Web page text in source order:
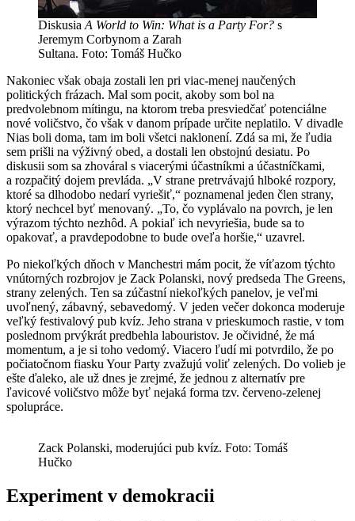
Diskusia A World to Win: What is a Party For? s
Jeremym Corbynom a Zarah
Sultana. Foto: Tomáš Hučko
Nakoniec však obaja zostali len pri viac-menej naučených
politických frázach. Mal som pocit, akoby som bol na
predvolebnom mítingu, na ktorom treba presviedčať potenciálne
nové voličstvo, čo však v danom prípade určite neplatilo. V divadle
Nias boli doma, tam im boli všetci naklonení. Zdá sa mi, že ľudia
sem prišli na výživný obed, a dostali len obstojnú desiatu. Po
diskusii som sa zhováral s viacerými účastníkmi a účastníčkami,
a rozpačitý dojem prevláda. „V strane pretrvávajú hlboké rozpory,
ktoré sa dlhodobo nedarí vyriešiť,“ poznamenal jeden člen strany,
ktorý nechcel byť menovaný. „To, čo vyplávalo na povrch, je len
výrazom týchto nezhôd. A pokiaľ ich nevyriešia, bude sa to
opakovať, a pravdepodobne to bude oveľa horšie,“ uzavrel.
Po niekoľkých dňoch v Manchestri mám pocit, že víťazom týchto
vnútorných rozbrojov je Zack Polanski, nový predseda The Greens,
strany zelených. Ten sa zúčastní niekoľkých panelov, je veľmi
uvoľnený, zábavný, sebavedomý. V jeden večer dokonca moderuje
veľký festivalový pub kvíz. Jeho strana v prieskumoch rastie, v tom
poslednom prvýkrát predbehla labouristov. Je očividné, že má
momentum, a je si toho vedomý. Viacero ľudí mi potvrdilo, že po
počiatočnom fiasku Your Party zvažujú voliť zelených. Do volieb je
ešte ďaleko, ale už dnes je zrejmé, že jednou z alternatív pre
ľavicové voličstvo môže byť nejaká forma tzv. červeno-zelenej
spolupráce.
Zack Polanski, moderujúci pub kvíz. Foto: Tomáš
Hučko
Experiment v demokracii